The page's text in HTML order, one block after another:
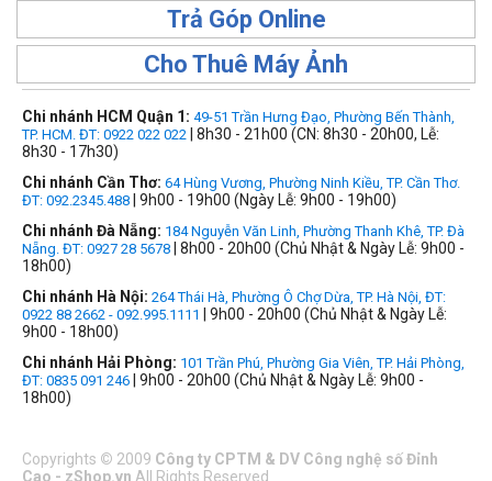
Trả Góp Online
Cho Thuê Máy Ảnh
Chi nhánh HCM Quận 1: 49-51 Trần Hưng Đạo, Phường Bến Thành,
TP. HCM. ĐT: 0922 022 022 | 8h30 - 21h00 (CN: 8h30 - 20h00, Lễ:
8h30 - 17h30)
Chi nhánh Cần Thơ: 64 Hùng Vương, Phường Ninh Kiều, TP. Cần Thơ.
ĐT: 092.2345.488 | 9h00 - 19h00 (Ngày Lễ: 9h00 - 19h00)
Chi nhánh Đà Nẵng: 184 Nguyễn Văn Linh, Phường Thanh Khê, TP. Đà
Nẵng. ĐT: 0927 28 5678 | 8h00 - 20h00 (Chủ Nhật & Ngày Lễ: 9h00 -
18h00)
Chi nhánh Hà Nội: 264 Thái Hà, Phường Ô Chợ Dừa, TP. Hà Nội, ĐT:
0922 88 2662 - 092.995.1111
| 9h00 - 20h00 (Chủ Nhật & Ngày Lễ:
9h00 - 18h00)
Chi nhánh Hải Phòng: 101 Trần Phú, Phường Gia Viên, TP. Hải Phòng,
ĐT: 0835 091 246 | 9h00 - 20h00 (Chủ Nhật & Ngày Lễ: 9h00 -
18h00)
Copyrights © 2009 Công ty CPTM & DV Công nghệ số Đỉnh
Cao - zShop.vn All Rights Reserved